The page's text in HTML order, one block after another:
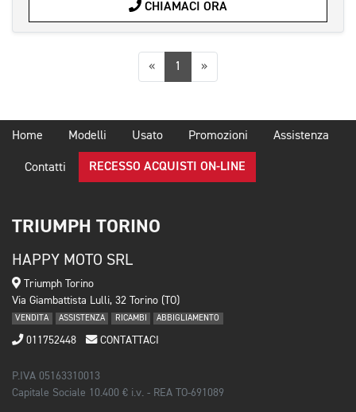
CHIAMACI ORA
«Precedente
1 »Successiva
Home Modelli Usato Promozioni Assistenza
Contatti RECESSO ACQUISTI ON-LINE
TRIUMPH TORINO
HAPPY MOTO SRL
Triumph Torino
Via Giambattista Lulli, 32 Torino (TO)
VENDITA ASSISTENZA RICAMBI ABBIGLIAMENTO
011752448 CONTATTACI
P.IVA 05163310013
Capitale Sociale 10.400 € i.v. - REA TO-691089